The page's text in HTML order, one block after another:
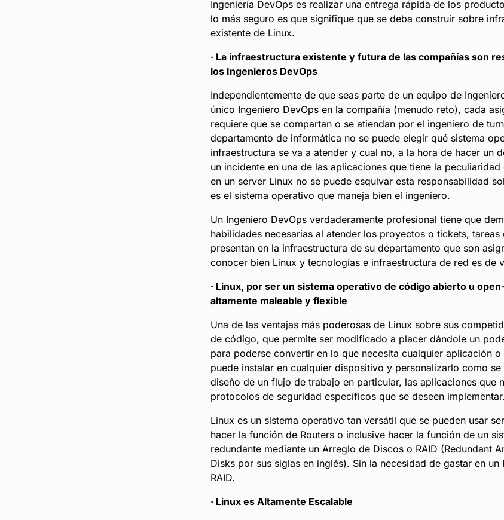
Ingeniería DevOps es realizar una entrega rápida de los
lo más seguro es que signifique que se deba construir sobre
existente de Linux.
· La infraestructura existente y futura de las compañías son
los Ingenieros DevOps
Independientemente de que seas parte de un equipo de
único Ingeniero DevOps en la compañía (menudo reto), cada
requiere que se compartan o se atiendan por el ingeniero de
departamento de informática no se puede elegir qué sistema
infraestructura se va a atender y cual no, a la hora de hacer un
un incidente en una de las aplicaciones que tiene la
en un server Linux no se puede esquivar esta responsabilidad
es el sistema operativo que maneja bien el ingeniero.
Un Ingeniero DevOps verdaderamente profesional tiene que
habilidades necesarias al atender los proyectos o tickets, tareas
presentan en la infraestructura de su departamento que son
conocer bien Linux y tecnologías e infraestructura de red es de
· Linux, por ser un sistema operativo de código abierto u
altamente maleable y flexible
Una de las ventajas más poderosas de Linux sobre sus
de código, que permite ser modificado a placer dándole un
para poderse convertir en lo que necesita cualquier aplicación
puede instalar en cualquier dispositivo y personalizarlo como se
diseño de un flujo de trabajo en particular, las aplicaciones que
protocolos de seguridad específicos que se deseen implementar.
Linux es un sistema operativo tan versátil que se pueden usar
hacer la función de Routers o inclusive hacer la función de un
redundante mediante un Arreglo de Discos o RAID (Redundant
Disks por sus siglas en inglés). Sin la necesidad de gastar en un
RAID.
· Linux es Altamente Escalable